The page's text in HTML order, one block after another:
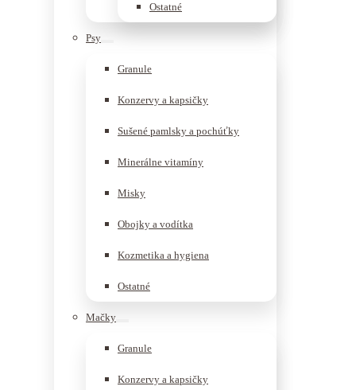
Ostatné
Psy
Granule
Konzervy a kapsičky
Sušené pamlsky a pochúťky
Minerálne vitamíny
Misky
Obojky a vodítka
Kozmetika a hygiena
Ostatné
Mačky
Granule
Konzervy a kapsičky